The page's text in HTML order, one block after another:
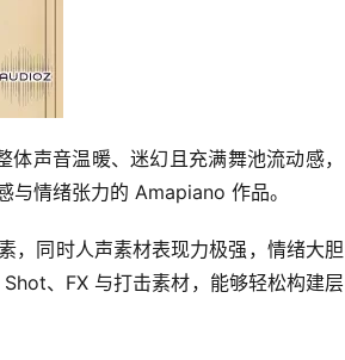
声音温暖、迷幻且充满舞池流动感，
与情绪张力的 Amapiano 作品。
，同时人声素材表现力极强，情绪大胆
、FX 与打击素材，能够轻松构建层